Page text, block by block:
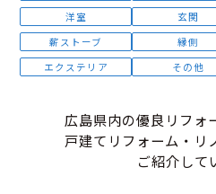
洋室
玄関
薪ストーブ
縁側
エクステリア
その他
広島県内の優良リフォ
戸建てリフォーム・リ
ご紹介して